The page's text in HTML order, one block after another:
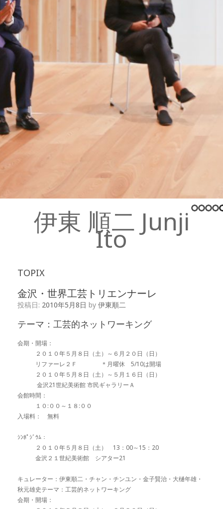
伊東 順二 Junji
Ito
TOPIX
金沢・世界工芸トリエンナーレ
投稿日: 2010年5月8日 by 伊東順二
テーマ：工芸的ネットワーキング
会期・開場：
２０１０年５月８日（土）～６月２０日（日）
リファーレ２Ｆ ＊月曜休 5/10は開場
２０１０年５月８日（土）～５月１６日（日）
金沢21世紀美術館 市民ギャラリーＡ
会館時間：
１０:００～１８:００
入場料： 無料
ｼﾝﾎﾟｼﾞｳﾑ：
２０１０年５月８日（土） 13：00～15：20
金沢２１世紀美術館 シアター21
キュレーター：伊東順二・チャン・チンユン・金子賢治・大樋年雄・
秋元雄史テーマ：工芸的ネットワーキング
会期・開場：